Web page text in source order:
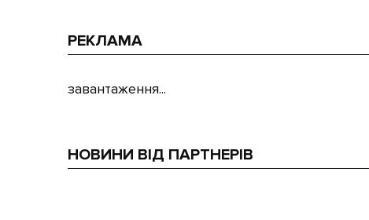
РЕКЛАМА
завантаження...
НОВИНИ ВІД ПАРТНЕРІВ